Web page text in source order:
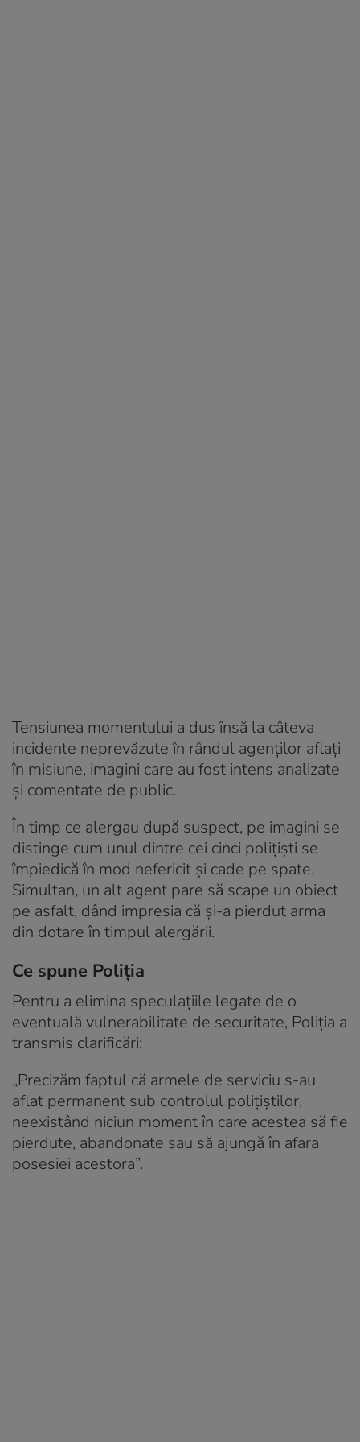
Tensiunea momentului a dus însă la câteva
incidente neprevăzute în rândul agenților aflați
în misiune, imagini care au fost intens analizate
și comentate de public.
În timp ce alergau după suspect, pe imagini se
distinge cum unul dintre cei cinci polițiști se
împiedică în mod nefericit și cade pe spate.
Simultan, un alt agent pare să scape un obiect
pe asfalt, dând impresia că și-a pierdut arma
din dotare în timpul alergării.
Ce spune Poliția
Pentru a elimina speculațiile legate de o
eventuală vulnerabilitate de securitate, Poliția a
transmis clarificări:
„Precizăm faptul că armele de serviciu s-au
aflat permanent sub controlul polițiștilor,
neexistând niciun moment în care acestea să fie
pierdute, abandonate sau să ajungă în afara
posesiei acestora”.